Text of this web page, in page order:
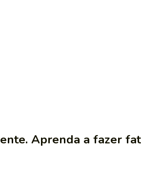
Aprenda a fazer